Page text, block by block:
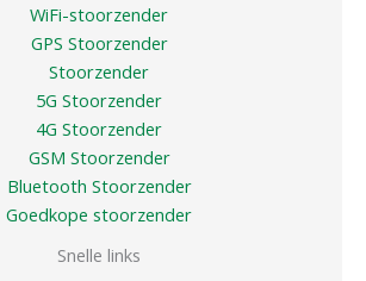
WiFi-stoorzender
GPS Stoorzender
Stoorzender
5G Stoorzender
4G Stoorzender
GSM Stoorzender
Bluetooth Stoorzender
Goedkope stoorzender
Snelle links